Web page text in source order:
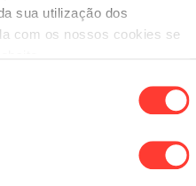
sua utilização dos
com os nossos cookies se
to facilitate, simplify